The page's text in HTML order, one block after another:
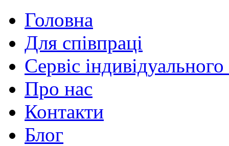
Головна
Для cпівпраці
Сервіс
Про нас
Контакти
Блог